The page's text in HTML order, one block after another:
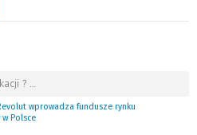
? …
wprowadza fundusze rynku
Polsce